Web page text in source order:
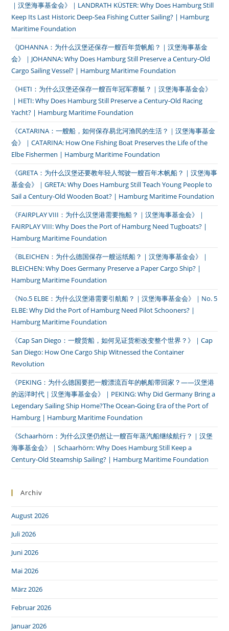
｜汉堡海事基金会》｜LANDRATH KÜSTER: Why Does Hamburg Still
Keep Its Last Historic Deep-Sea Fishing Cutter Sailing? | Hamburg
Maritime Foundation
《JOHANNA：为什么汉堡还保存一艘百年货帆船？｜汉堡海事基金
会》｜JOHANNA: Why Does Hamburg Still Preserve a Century-Old
Cargo Sailing Vessel? | Hamburg Maritime Foundation
《HETI：为什么汉堡还保存一艘百年冠军赛艇？｜汉堡海事基金会》
｜HETI: Why Does Hamburg Still Preserve a Century-Old Racing
Yacht? | Hamburg Maritime Foundation
《CATARINA：一艘船，如何保存易北河渔民的生活？｜汉堡海事基金
会》｜CATARINA: How One Fishing Boat Preserves the Life of the
Elbe Fishermen | Hamburg Maritime Foundation
《GRETA：为什么汉堡还要教年轻人驾驶一艘百年木帆船？｜汉堡海事
基金会》｜GRETA: Why Does Hamburg Still Teach Young People to
Sail a Century-Old Wooden Boat? | Hamburg Maritime Foundation
《FAIRPLAY VIII：为什么汉堡港需要拖船？｜汉堡海事基金会》｜
FAIRPLAY VIII: Why Does the Port of Hamburg Need Tugboats? |
Hamburg Maritime Foundation
《BLEICHEN：为什么德国保存一艘运纸船？｜汉堡海事基金会》｜
BLEICHEN: Why Does Germany Preserve a Paper Cargo Ship? |
Hamburg Maritime Foundation
《No.5 ELBE：为什么汉堡港需要引航船？｜汉堡海事基金会》｜No. 5
ELBE: Why Did the Port of Hamburg Need Pilot Schooners? |
Hamburg Maritime Foundation
《Cap San Diego：一艘货船，如何见证货柜改变整个世界？》｜Cap
San Diego: How One Cargo Ship Witnessed the Container
Revolution
《PEKING：为什么德国要把一艘漂流百年的帆船带回家？——汉堡港
的远洋时代｜汉堡海事基金会》｜PEKING: Why Did Germany Bring a
Legendary Sailing Ship Home?The Ocean-Going Era of the Port of
Hamburg | Hamburg Maritime Foundation
《Schaarhörn：为什么汉堡仍然让一艘百年蒸汽船继续航行？｜汉堡
海事基金会》｜Schaarhörn: Why Does Hamburg Still Keep a
Century-Old Steamship Sailing? | Hamburg Maritime Foundation
Archiv
August 2026
Juli 2026
Juni 2026
Mai 2026
März 2026
Februar 2026
Januar 2026